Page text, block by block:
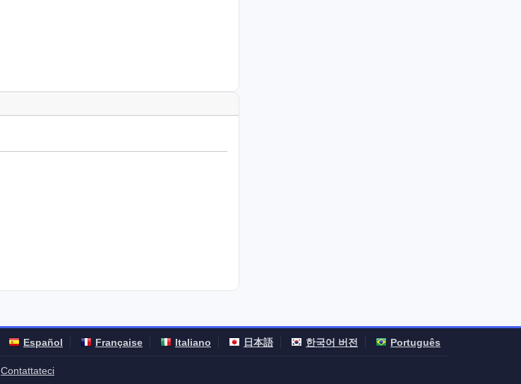
Español Française Italiano 日本語 한국어 버전 Português
Contattateci